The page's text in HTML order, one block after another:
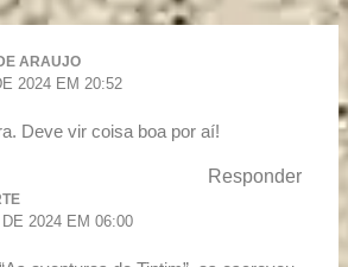
ARAUJO
2024 EM 20:52
Deve vir coisa boa por aí!
Responder
2024 EM 06:00